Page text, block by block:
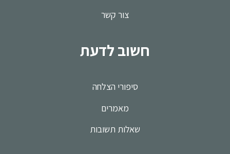
צור קשר
חשוב לדעת
סיפורי הצלחה
מאמרים
שאלות תשובות